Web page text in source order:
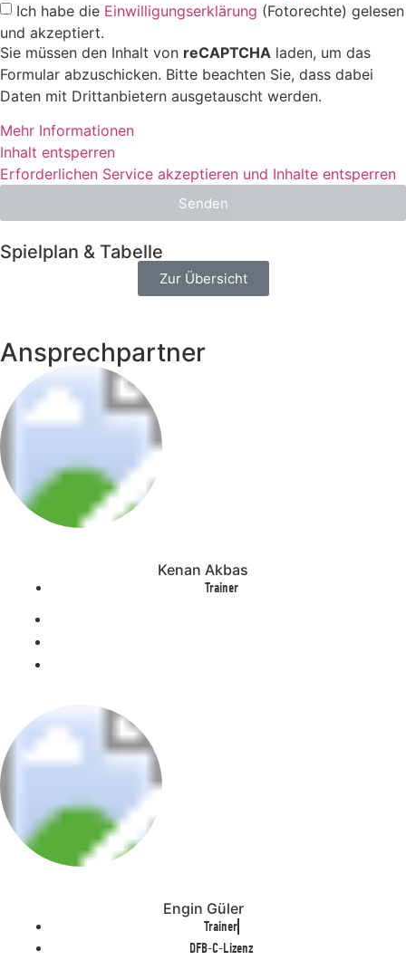
Ich habe die Einwilligungserklärung (Fotorechte) gelesen
und akzeptiert.
Sie müssen den Inhalt von reCAPTCHA laden, um das
Formular abzuschicken. Bitte beachten Sie, dass dabei
Daten mit Drittanbietern ausgetauscht werden.
Mehr Informationen
Inhalt entsperren
Erforderlichen Service akzeptieren und Inhalte entsperren
Senden
Spielplan & Tabelle
Zur Übersicht
Ansprechpartner
Kenan Akbas
Trainer
Engin Güler
Trainer
DFB-C-Lizenz